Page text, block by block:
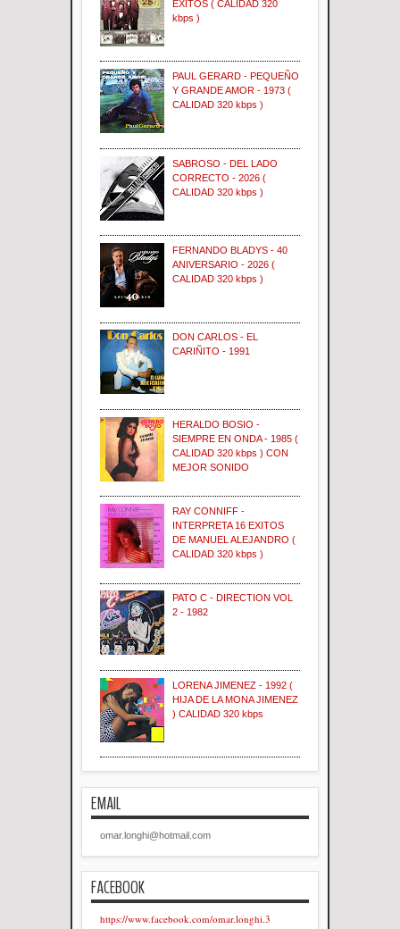
EXITOS ( CALIDAD 320
kbps )
PAUL GERARD - PEQUEÑO
Y GRANDE AMOR - 1973 (
CALIDAD 320 kbps )
SABROSO - DEL LADO
CORRECTO - 2026 (
CALIDAD 320 kbps )
FERNANDO BLADYS - 40
ANIVERSARIO - 2026 (
CALIDAD 320 kbps )
DON CARLOS - EL
CARIÑITO - 1991
HERALDO BOSIO -
SIEMPRE EN ONDA - 1985 (
CALIDAD 320 kbps ) CON
MEJOR SONIDO
RAY CONNIFF -
INTERPRETA 16 EXITOS
DE MANUEL ALEJANDRO (
CALIDAD 320 kbps )
PATO C - DIRECTION VOL
2 - 1982
LORENA JIMENEZ - 1992 (
HIJA DE LA MONA JIMENEZ
) CALIDAD 320 kbps
EMAIL
omar.longhi@hotmail.com
FACEBOOK
https://www.facebook.com/omar.longhi.3